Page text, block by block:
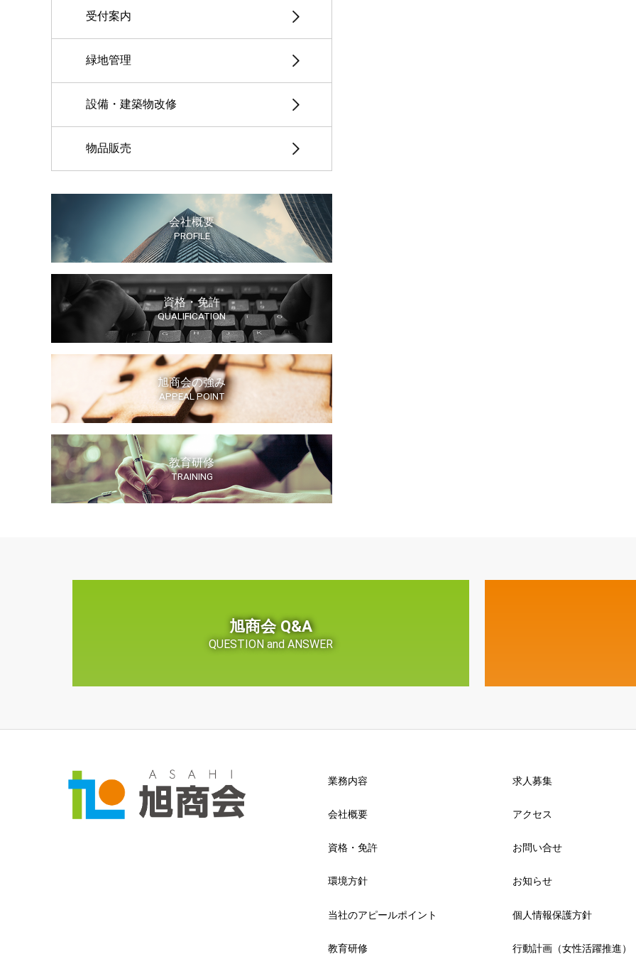
受付案内
緑地管理
設備・建築物改修
物品販売
会社概要
PROFILE
資格・免許
QUALIFICATION
旭商会の強み
APPEAL POINT
教育研修
TRAINING
旭商会 Q&A
QUESTION and ANSWER
業務内容
会社概要
資格・免許
環境方針
当社のアピールポイント
教育研修
求人募集
アクセス
お問い合せ
お知らせ
個人情報保護方針
行動計画（女性活躍推進）